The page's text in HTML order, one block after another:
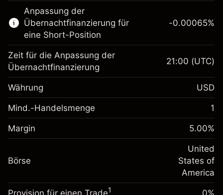
CFDs
Margin. Ihre Investition
$1,000.00
Anpassung der
Übernachtfinanzierung
fremdfinanzierten
(-$4.31)
~$20,000.00
Anpassung der
Übernachtfinanzierung für
eine Short-Position
Margin. Ihre Investition
$1,000.00
Anpassung der
-0.000654
%
(-$0.13)
-0.00065%
Zeit für die Anpassung der
Übernachtfinanzierung
21:00 (UTC)
Währung USD
Mind.-Handelsmenge 1
Margin 5.00%
Börse
United
States of
America
Provision für einen Trade1 0%